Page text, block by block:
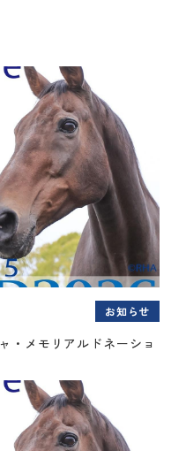
お知らせ
・メモリアルドネーショ